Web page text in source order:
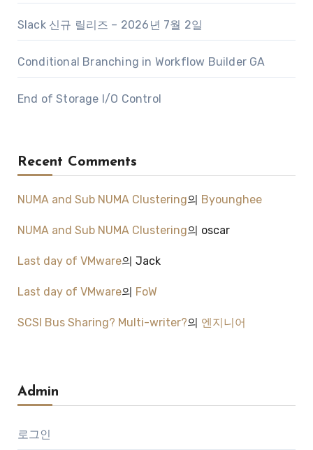
Slack 신규 릴리즈 – 2026년 7월 2일
Conditional Branching in Workflow Builder GA
End of Storage I/O Control
Recent Comments
NUMA and Sub NUMA Clustering의 Byounghee
NUMA and Sub NUMA Clustering의 oscar
Last day of VMware의 Jack
Last day of VMware의 FoW
SCSI Bus Sharing? Multi-writer?의 엔지니어
Admin
로그인